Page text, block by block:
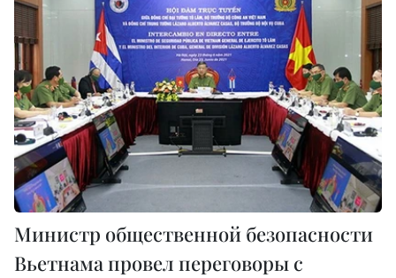
Министр общественной безопасности
Вьетнама провел переговоры с